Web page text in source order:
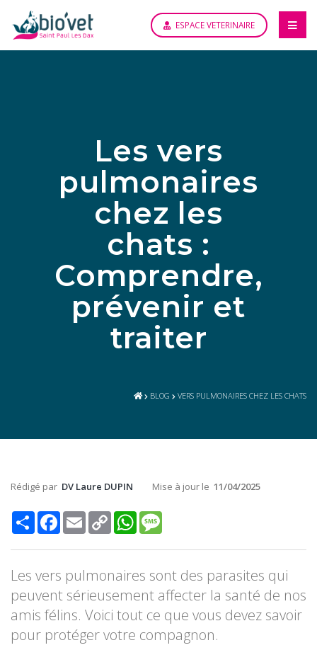
ESPACE VETERINAIRE
Les vers
pulmonaires
chez les
chats :
Comprendre,
prévenir et
traiter
BLOG VERS PULMONAIRES CHEZ LES CHATS
Rédigé par DV Laure DUPIN Mise à jour le 11/04/2025
Share Facebook
Email Copy
Link
WhatsApp
Les vers pulmonaires sont des parasites qui
peuvent sérieusement affecter la santé de nos
amis félins. Voici tout ce que vous devez savoir
pour protéger votre compagnon.